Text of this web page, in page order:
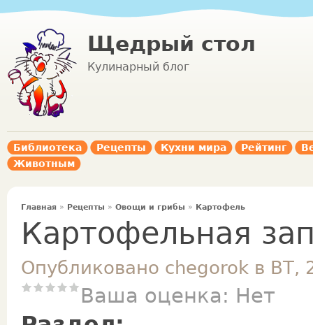
Щедрый стол
Кулинарный блог
Библиотека Рецепты Кухни мира Рейтинг
Животным
Главная » Рецепты » Овощи и грибы » Картофель
Картофельная
Опубликовано chegorok в ВТ,
Ваша оценка: Нет